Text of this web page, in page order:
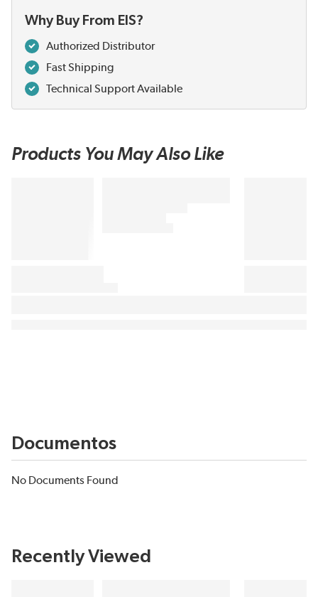
Why Buy From EIS?
Authorized Distributor
Fast Shipping
Technical Support Available
Products You May Also Like
Documentos
No Documents Found
Recently Viewed